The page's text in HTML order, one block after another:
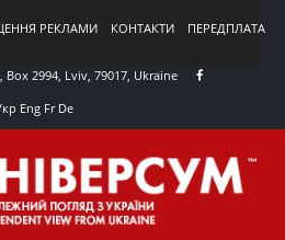
РЕКЛАМИ КОНТАКТИ ПЕРЕДПЛАТА
2994, Lviv, 79017, Ukraine
Eng FrDe